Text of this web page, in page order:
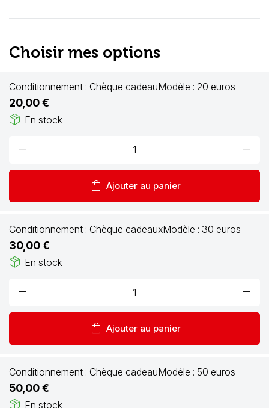
Choisir mes options
Conditionnement : Chèque cadeauModèle : 20 euros
20,00 €
package_2 En stock
remove add
shopping_bag Ajouter au panier
Conditionnement : Chèque cadeauxModèle : 30 euros
30,00 €
package_2 En stock
remove add
shopping_bag Ajouter au panier
Conditionnement : Chèque cadeauModèle : 50 euros
50,00 €
En stock